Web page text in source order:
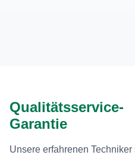
Qualitätsservice-
Garantie
Unsere erfahrenen Techniker